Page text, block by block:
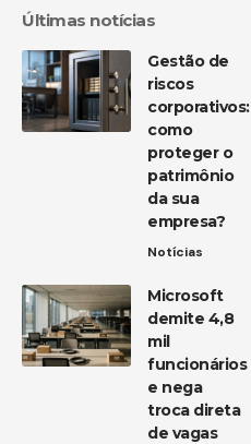
Últimas notícias
Gestão de
riscos
corporativos:
como
proteger o
patrimônio
da sua
empresa?
Notícias
Microsoft
demite 4,8
mil
funcionários
e nega
troca direta
de vagas